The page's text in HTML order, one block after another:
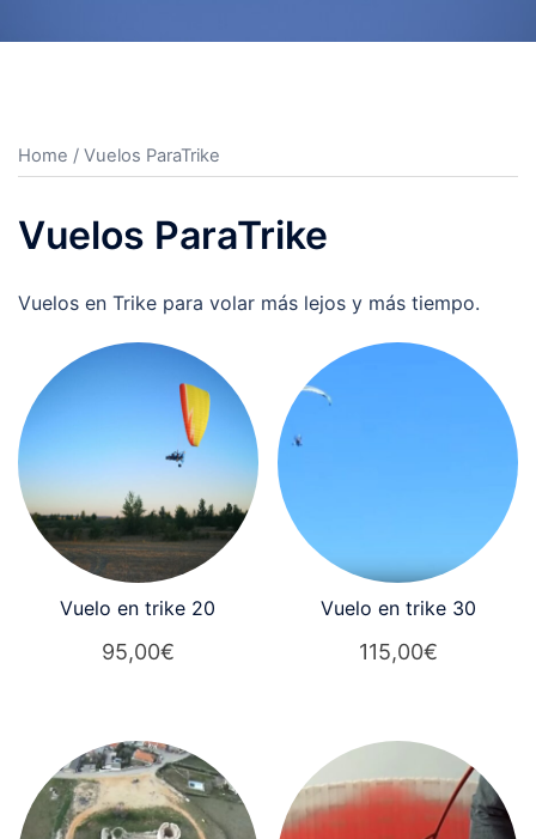
Home / Vuelos ParaTrike
Vuelos ParaTrike
Vuelos en Trike para volar más lejos y más tiempo.
Vuelo en trike 20
95,00€
Vuelo en trike 30
115,00€